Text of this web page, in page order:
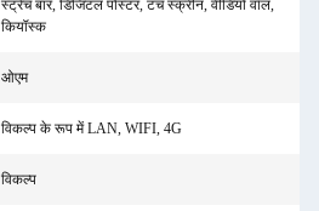
स्ट्रेच बार, डिजिटल पोस्टर, टच स्क्रीन, वीडियो वॉल,
कियॉस्क
ओएम
विकल्प के रूप में LAN, WIFI, 4G
विकल्प